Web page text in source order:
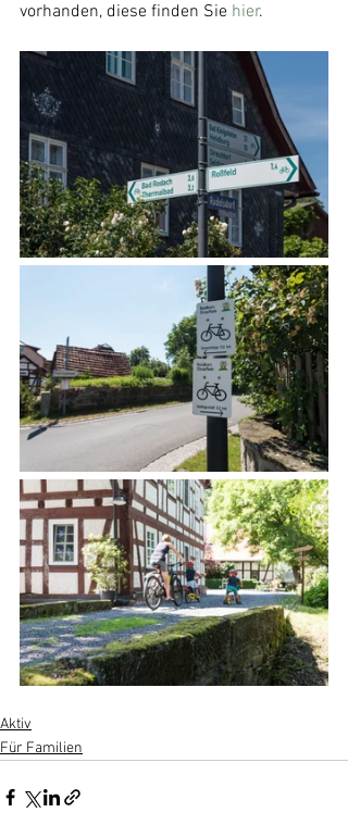
vorhanden, diese finden Sie hier.
Aktiv
Für Familien